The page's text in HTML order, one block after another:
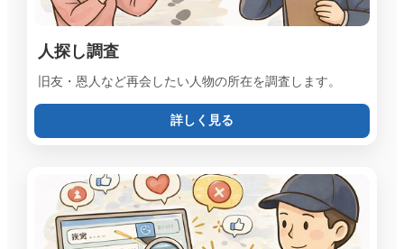
人探し調査
旧友・恩人など再会したい人物の所在を調査します。
詳しく見る